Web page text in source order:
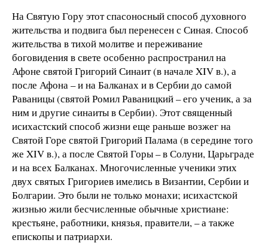
На Святую Гору этот спасоносный способ духовного
жительства и подвига был перенесен с Синая. Способ
жительства в тихой молитве и переживание
боговидения в свете особенно распространил на
Афоне святой Григорий Синаит (в начале XIV в.), а
после Афона – и на Балканах и в Сербии до самой
Раваницы (святой Ромил Раваницкий – его ученик, а за
ним и другие синаиты в Сербии). Этот священный
исихастский способ жизни еще раньше возжег на
Святой Горе святой Григорий Палама (в середине того
же XIV в.), а после Святой Горы – в Солуни, Царьграде
и на всех Балканах. Многочисленные ученики этих
двух святых Григориев имелись в Византии, Сербии и
Болгарии. Это были не только монахи; исихастской
жизнью жили бесчисленные обычные христиане:
крестьяне, работники, князья, правители, – а также
епископы и патриархи.